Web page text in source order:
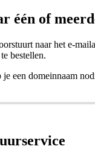
of
naar het e-
bestellen.
een domeinnaam